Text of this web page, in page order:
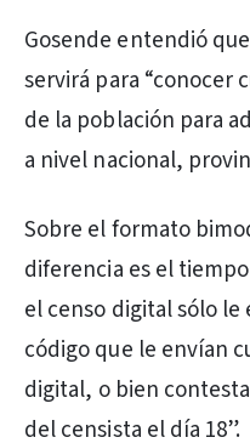
Gosende entendió
servirá para “conocer
de la población para
a nivel nacional,
Sobre el formato
diferencia es el
el censo digital sólo
código que le envían
digital, o bien
del censista el día 18”.